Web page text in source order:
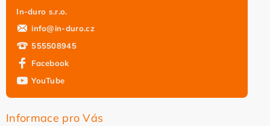
In-duro s.r.o.
info@in-duro.cz
555508945
Facebook
YouTube
Informace pro Vás